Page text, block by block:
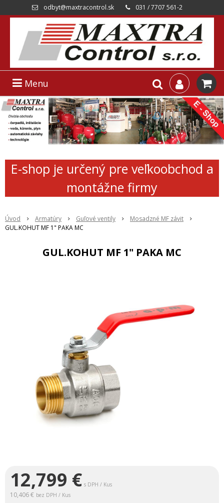
odbyt@maxtracontrol.sk 031 / 7707 561-2
Menu
E-shop je určený pre veľkoobchod a
montážne firmy
Úvod Armatúry Guľové ventily
Mosadzné MF závit
GUL.KOHUT MF 1" PAKA MC
GUL.KOHUT MF 1" PAKA MC
12,799 € s DPH / Kus
10,406 € bez DPH / Kus